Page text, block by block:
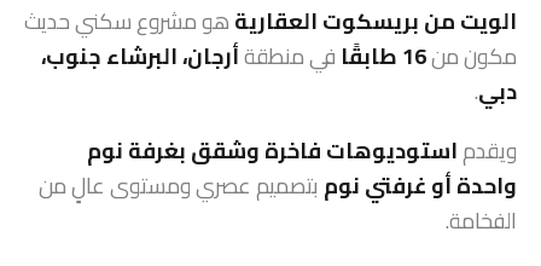
الويت من بريسكوت العقاريةهو مشروع سكني حديث
مكون من16 طابقًا في منطقةأرجان، البرشاء جنوب،
دبي.
ويقدماستوديوهات فاخرة وشقق بغرفة نوم
واحدة أو غرفتي نوم بتصميم عصري ومستوى عالٍ من
الفخامة.